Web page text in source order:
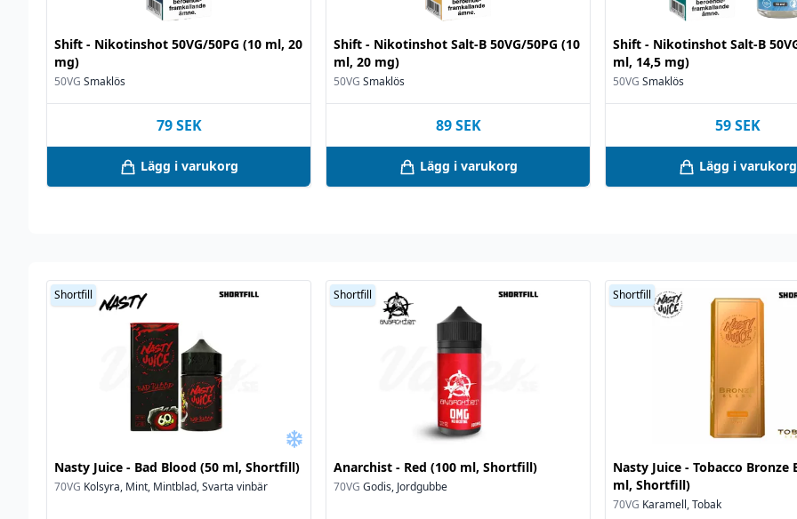
Shift - Nikotinshot 50VG/50PG (10 ml, 20
mg)
50VG Smaklös
79 SEK
Lägg i varukorg
Shift - Nikotinshot Salt-B 50VG/50PG (10
ml, 20 mg)
50VG Smaklös
89 SEK
Lägg i varukorg
Shift - Nikotinshot Salt-B
ml, 14,5 mg)
50VG Smaklös
59 SEK
Lägg i varukorg
Nasty Juice - Bad Blood (50 ml, Shortfill)
70VG Kolsyra, Mint, Mintblad, Svarta vinbär
Shortfill
Anarchist - Red (100 ml, Shortfill)
70VG Godis, Jordgubbe
Shortfill
Nasty Juice - Tobacco Bronze
ml, Shortfill)
70VG Karamell, Tobak
Shortfill